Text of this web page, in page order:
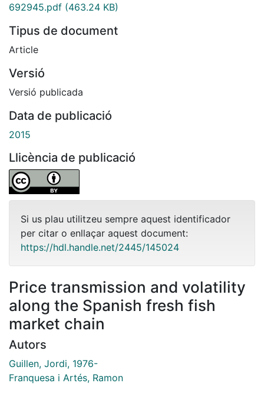
692945.pdf (463.24 KB)
Tipus de document
Article
Versió
Versió publicada
Data de publicació
2015
Llicència de publicació
Si us plau utilitzeu sempre aquest identificador
per citar o enllaçar aquest document:
https://hdl.handle.net/2445/145024
Price transmission and volatility
along the Spanish fresh fish
market chain
Autors
Guillen, Jordi, 1976-
Franquesa i Artés, Ramon